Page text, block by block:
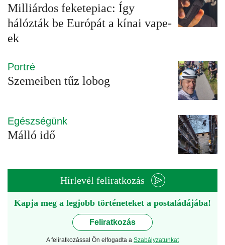
Milliárdos feketepiac: Így
hálózták be Európát a kínai vape-
ek
Portré
Szemeiben tűz lobog
Egészségünk
Málló idő
Hírlevél feliratkozás
Kapja meg a legjobb történeteket a postaládájába!
Feliratkozás
A feliratkozással Ön elfogadta a Szabályzatunkat